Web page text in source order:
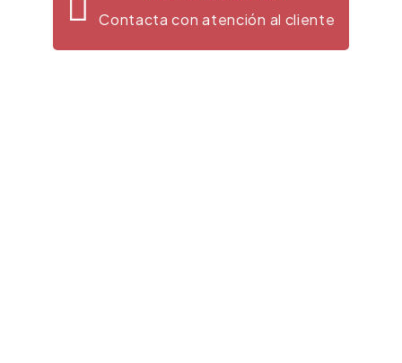
Contacta con atención al cliente